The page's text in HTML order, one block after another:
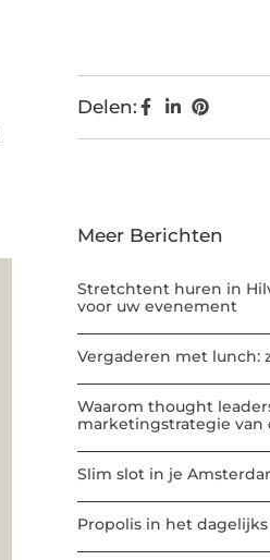
Delen:
Meer Berichten
Stretchtent huren in
voor uw evenement
Vergaderen met lunch:
Waarom thought
marketingstrategie
Slim slot in je
Propolis in het